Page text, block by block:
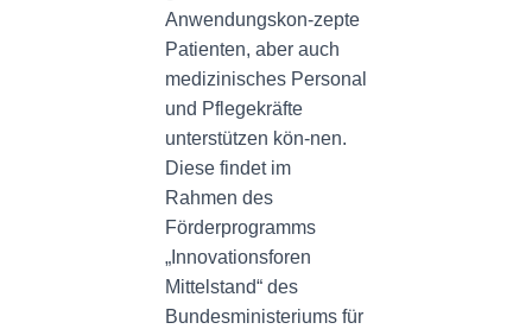
Anwendungskon-zepte
Patienten, aber auch
medizinisches Personal
und Pflegekräfte
unterstützen kön-nen.
Diese findet im
Rahmen des
Förderprogramms
„Innovationsforen
Mittelstand“ des
Bundesministeriums für